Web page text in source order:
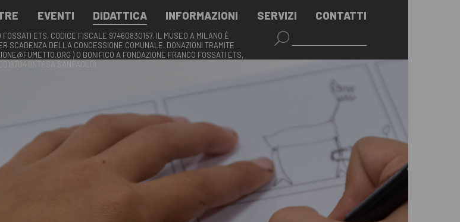
EVENTI DIDATTICA INFORMAZIONI SERVIZI CONTATTI
ETS, CODICE FISCALE 97460830157. IL MUSEO A MILANO È
SCADENZA DELLA CONCESSIONE COMUNALE. DONAZIONI TRAMITE
) O BONIFICO A FONDAZIONE FRANCO FOSSATI ETS,
(INTESA SANPAOLO)